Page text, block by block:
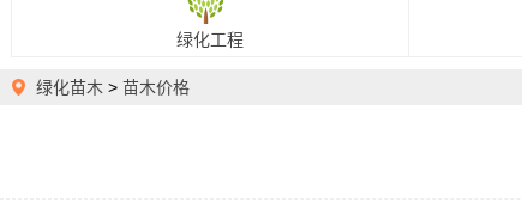
绿化工程
绿化苗木 > 苗木价格